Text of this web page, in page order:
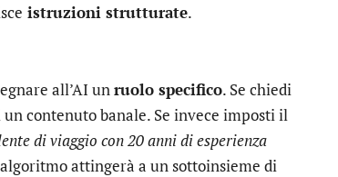
istruzioni strutturate.
all’AI unruolo specifico. Se chiedi
contenuto banale. Se invece imposti il
di viaggio con 20 anni di esperienza
attingerà a un sottoinsieme di